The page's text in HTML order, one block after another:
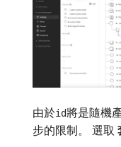
由於id將是隨機
步的限制。 選取​